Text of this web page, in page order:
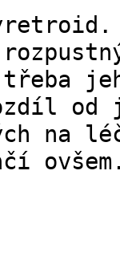
od
na